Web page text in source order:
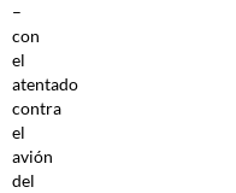
–
con
el
atentado
contra
el
avión
del